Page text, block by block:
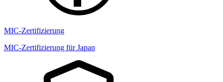
MIC-Zertifizierung
MIC-Zertifizierung für Japan